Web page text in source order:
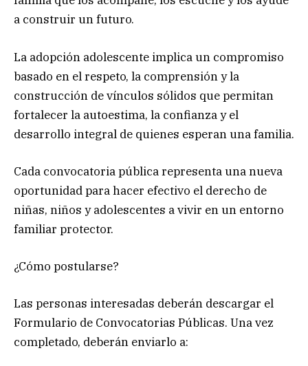
a construir un futuro.
La adopción adolescente implica un compromiso
basado en el respeto, la comprensión y la
construcción de vínculos sólidos que permitan
fortalecer la autoestima, la confianza y el
desarrollo integral de quienes esperan una familia.
Cada convocatoria pública representa una nueva
oportunidad para hacer efectivo el derecho de
niñas, niños y adolescentes a vivir en un entorno
familiar protector.
¿Cómo postularse?
Las personas interesadas deberán descargar el
Formulario de Convocatorias Públicas. Una vez
completado, deberán enviarlo a: